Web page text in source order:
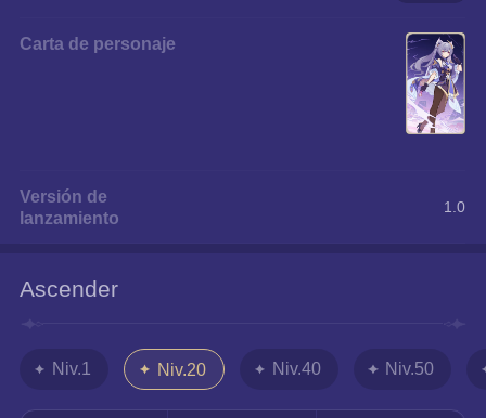
Carta de personaje
Versión de
lanzamiento
1.0
Ascender
Niv.1 Niv.20 Niv.40 Niv.50